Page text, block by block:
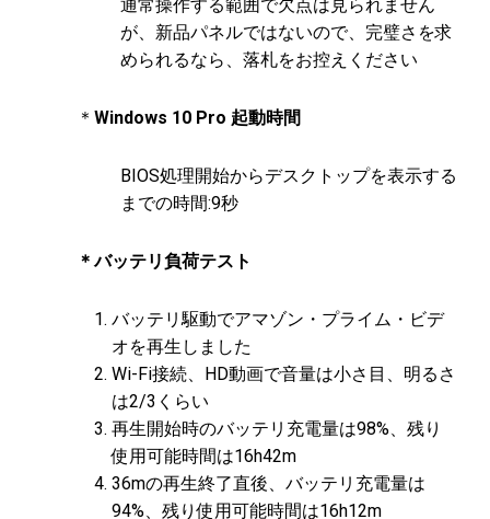
通常操作する範囲で欠点は見られません
が、新品パネルではないので、完璧さを求
められるなら、落札をお控えください
＊ Windows 10 Pro 起動時間
BIOS処理開始からデスクトップを表示する
までの時間:9秒
＊バッテリ負荷テスト
バッテリ駆動でアマゾン・プライム・ビデ
オを再生しました
Wi-Fi接続、HD動画で音量は小さ目、明るさ
は2/3くらい
再生開始時のバッテリ充電量は98%、残り
使用可能時間は16h42m
36mの再生終了直後、バッテリ充電量は
94%、残り使用可能時間は16h12m